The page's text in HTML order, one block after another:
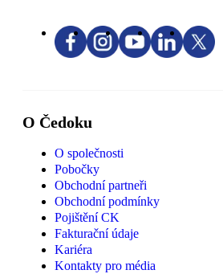
O Čedoku
O společnosti
Pobočky
Obchodní partneři
Obchodní podmínky
Pojištění CK
Fakturační údaje
Kariéra
Kontakty pro média